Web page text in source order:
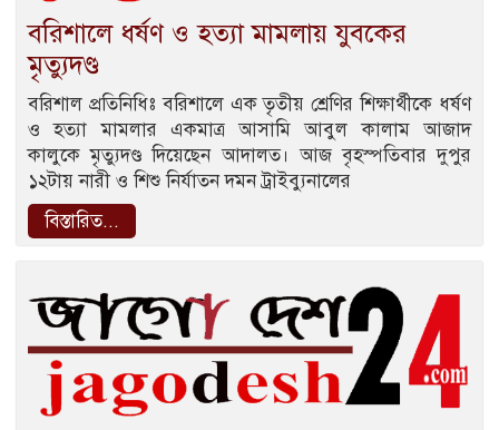
বরিশালে ধর্ষণ ও হত্যা মামলায় যুবকের
মৃত্যুদণ্ড
বরিশাল প্রতিনিধিঃ বরিশালে এক তৃতীয় শ্রেণির শিক্ষার্থীকে ধর্ষণ
ও হত্যা মামলার একমাত্র আসামি আবুল কালাম আজাদ
কালুকে মৃত্যুদণ্ড দিয়েছেন আদালত। আজ বৃহস্পতিবার দুপুর
১২টায় নারী ও শিশু নির্যাতন দমন ট্রাইব্যুনালের
বিস্তারিত...